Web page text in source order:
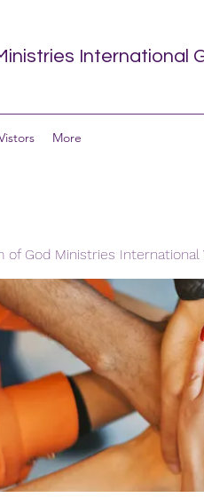
International
More
of God Ministries International